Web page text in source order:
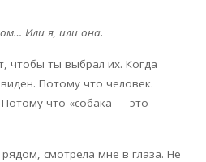
Или я, или она.
чтобы ты выбрал их. Когда
Потому что человек.
что «собака — это
смотрела мне в глаза. Не